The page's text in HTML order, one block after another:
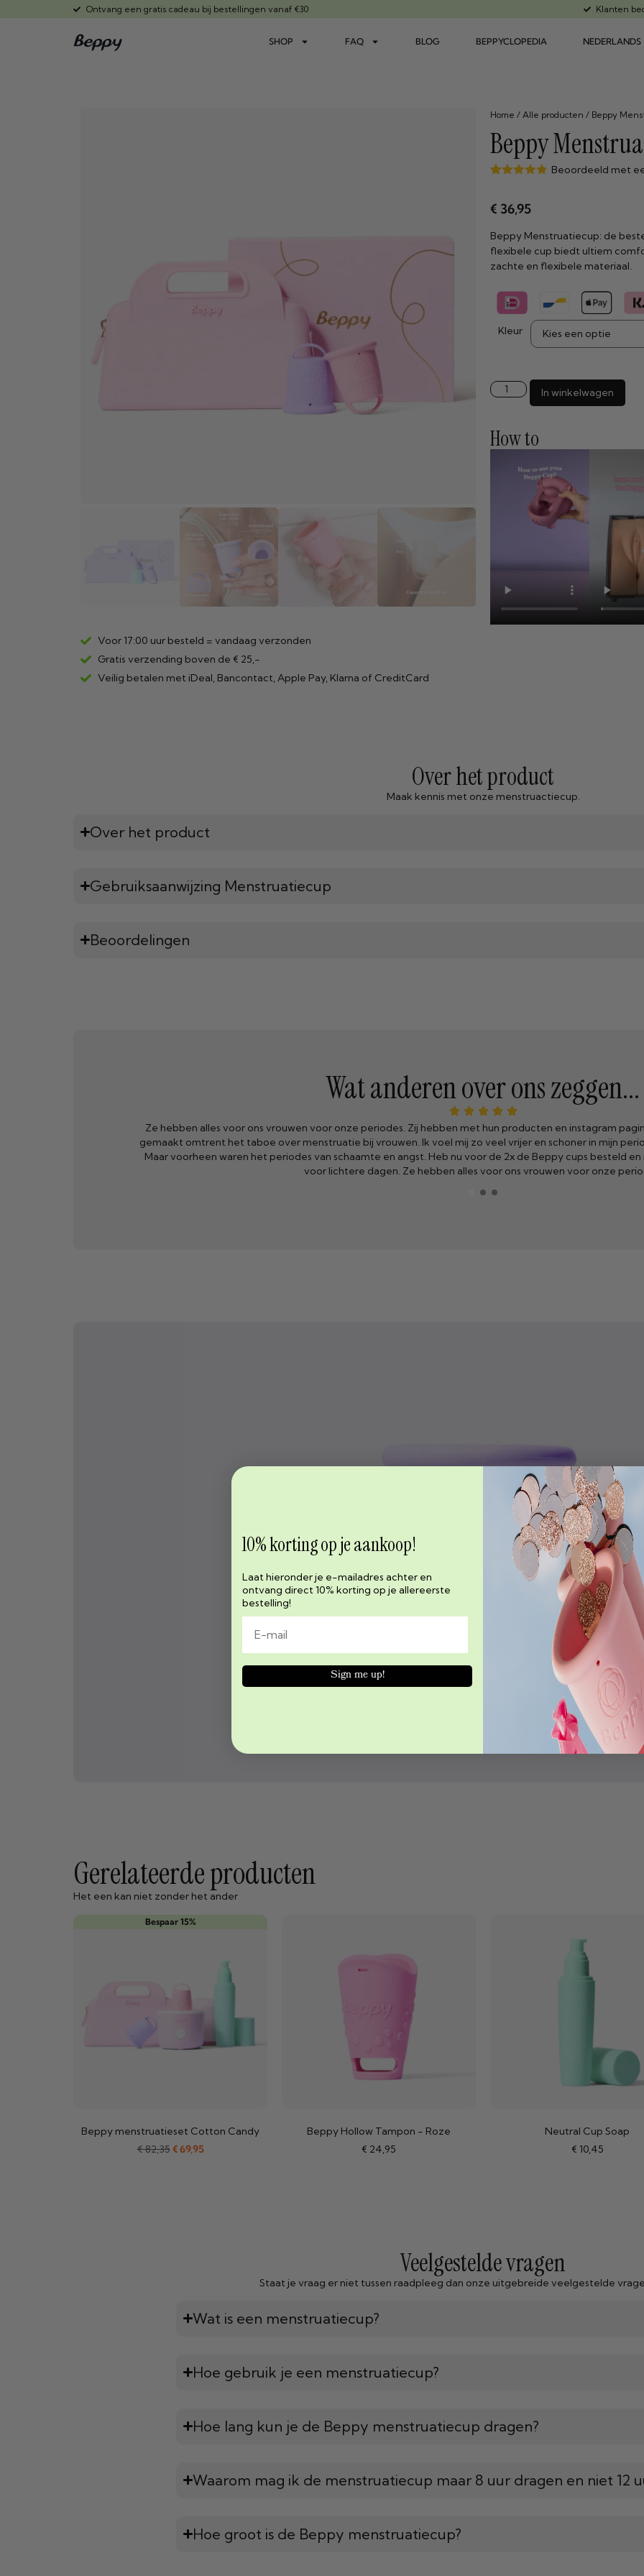
Ontvang een gratis cadeau bij bestellingen vanaf €30 Klanten
SHOP FAQ BLOG BEPPYCLOPEDIA NEDERLANDS
Voor 17:00 uur besteld = vandaag verzonden
Gratis verzending boven de € 25,-
Veilig betalen met iDeal, Bancontact, Apple Pay, Klarna of CreditCard
Home / Alle producten / Beppy
Beppy
gebaseerd
op klant
Beoordeeld met
€ 36,95
Beppy Menstruatiecup: de
flexibele cup biedt ultiem
zachte en flexibele materiaal.
Kleur
In winkelwagen
How to
Over het product
Maak kennis met onze menstruactiecup.
Over het product
Gebruiksaanwijzing Menstruatiecup
Beoordelingen
Wat anderen over ons zeggen...
Beppy is gewoon geweldig! Ik ben tussen de 5 a 9 dagen ongesteld en natuurlijk altijd precies op
geschenk uit de hemel.
Gerelateerde producten
Het een kan niet zonder het ander
Bespaar 15%
Beppy menstruatieset Cotton Candy
€82,35€69,95
Beppy Hollow Tampon - Roze
€ 24,95
Neutral Cup Soap
€ 10,45
Veelgestelde vragen
Staat je vraag er niet tussen raadpleeg dan onze uitgebreide veelgestelde
Wat is een menstruatiecup?
Hoe gebruik je een menstruatiecup?
Hoe lang kun je de Beppy menstruatiecup dragen?
Waarom mag ik de menstruatiecup maar 8 uur dragen en niet 12
Hoe groot is de Beppy menstruatiecup?
10% korting op je aankoop!
Laat hieronder je e-mailadres achter en
ontvang direct 10% korting op je allereerste
bestelling!
Sign me up!